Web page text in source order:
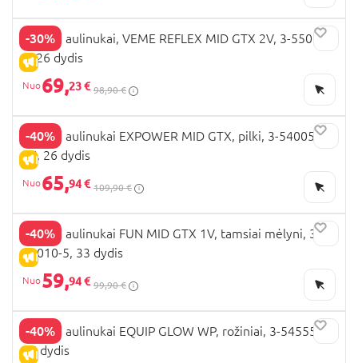
-30%
IŠPARDAVIMAS
VIKING aulinukai, VEME REFLEX MID GTX 2V, 3-55005-
2, 26 dydis
69,23 € 98,90 €
-40%
IŠPARDAVIMAS
VIKING aulinukai EXPOWER MID GTX, pilki, 3-54005-
77, 26 dydis
65,94 € 109,90 €
-40%
IŠPARDAVIMAS
VIKING aulinukai FUN MID GTX 1V, tamsiai mėlyni, 3-
54010-5, 33 dydis
59,94 € 99,90 €
-40%
IŠPARDAVIMAS
VIKING aulinukai EQUIP GLOW WP, rožiniai, 3-54555-6,
35 dydis